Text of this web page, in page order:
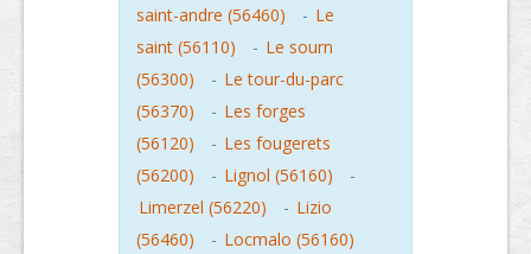
saint-andre (56460) - Le
saint (56110)
- Le sourn
(56300)
- Le tour-du-parc
(56370)
- Les forges
(56120)
- Les fougerets
(56200)
- Lignol (56160)
-
Limerzel (56220)
- Lizio
(56460)
- Locmalo (56160)